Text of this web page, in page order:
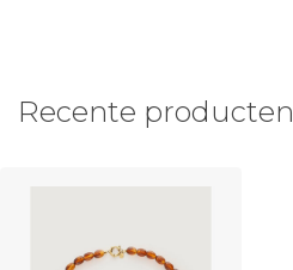
Recente producten